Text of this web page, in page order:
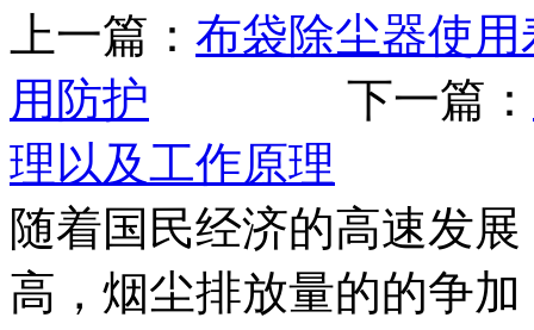
上一篇： 布袋除尘器使
用防护 下一篇：
理以及工作原理
随着国民经济的高速发
高，烟尘排放量的的争